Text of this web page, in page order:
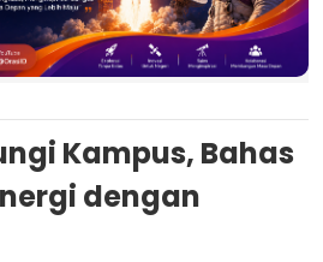
Kampus, Bahas
dengan